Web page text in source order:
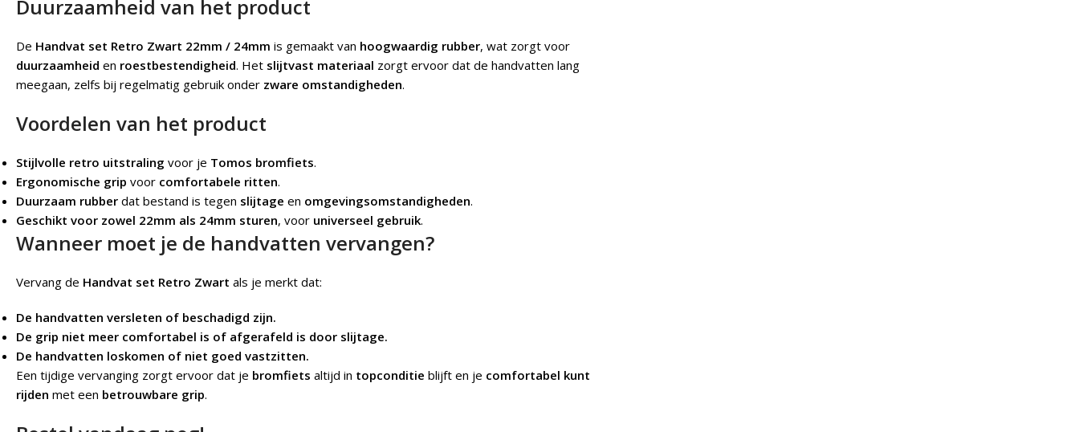
Duurzaamheid van het product
De Handvat set Retro Zwart 22mm / 24mm is gemaakt van hoogwaardig rubber, wat zorgt voor
duurzaamheid en roestbestendigheid. Het slijtvast materiaal zorgt ervoor dat de handvatten lang
meegaan, zelfs bij regelmatig gebruik onder zware omstandigheden.
Voordelen van het product
Stijlvolle retro uitstraling voor je Tomos bromfiets.
Ergonomische grip voor comfortabele ritten.
Duurzaam rubber dat bestand is tegen slijtage en omgevingsomstandigheden.
Geschikt voor zowel 22mm als 24mm sturen, voor universeel gebruik.
Wanneer moet je de handvatten vervangen?
Vervang de Handvat set Retro Zwart als je merkt dat:
De handvatten versleten of beschadigd zijn.
De grip niet meer comfortabel is of afgerafeld is door slijtage.
De handvatten loskomen of niet goed vastzitten.
Een tijdige vervanging zorgt ervoor dat je bromfiets altijd in topconditie blijft en je comfortabel kunt
rijden met een betrouwbare grip.